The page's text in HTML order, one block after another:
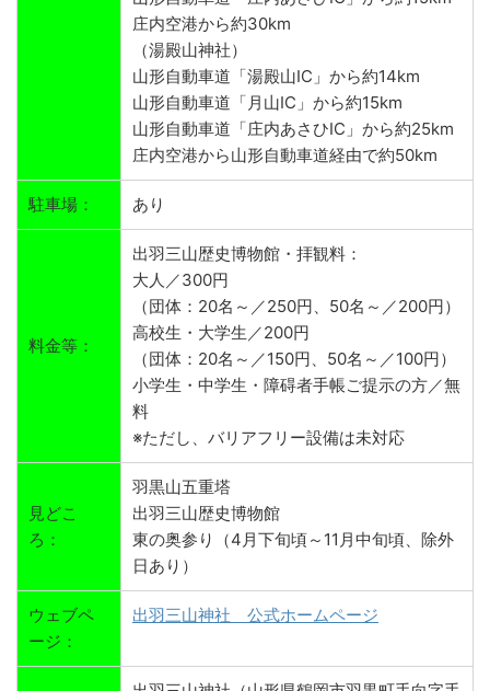
庄内空港から約30km
（湯殿山神社）
山形自動車道「湯殿山IC」から約14km
山形自動車道「月山IC」から約15km
山形自動車道「庄内あさひIC」から約25km
庄内空港から山形自動車道経由で約50km
駐車場： あり
料金等：
出羽三山歴史博物館・拝観料：
大人／300円
（団体：20名～／250円、50名～／200円）
高校生・大学生／200円
（団体：20名～／150円、50名～／100円）
小学生・中学生・障碍者手帳ご提示の方／無
料
※ただし、バリアフリー設備は未対応
見どこ
ろ：
羽黒山五重塔
出羽三山歴史博物館
東の奥参り（4月下旬頃～11月中旬頃、除外
日あり）
ウェブペ
ージ：
出羽三山神社 公式ホームページ